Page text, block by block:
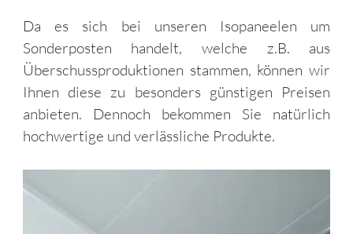
Da es sich bei unseren Isopaneelen um
Sonderposten handelt, welche z.B. aus
Überschussproduktionen stammen, können wir
Ihnen diese zu besonders günstigen Preisen
anbieten. Dennoch bekommen Sie natürlich
hochwertige und verlässliche Produkte.